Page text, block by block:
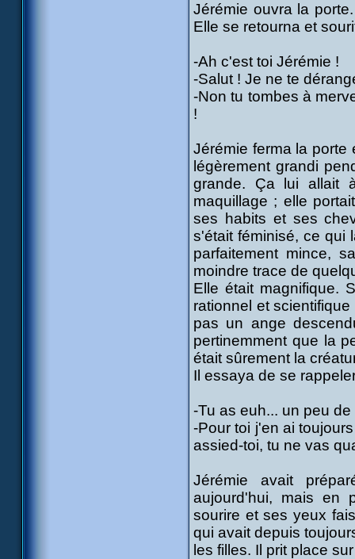
Jérémie ouvra la
Elle se retourna et
-Ah c'est toi Jérémie !
-Salut ! Je ne te
-Non tu tombes à
!
Jérémie ferma la porte
légèrement grandi
grande. Ça lui allait
maquillage ; elle
ses habits et ses
s'était féminisé, ce qui
parfaitement mince,
moindre trace de
Elle était magnifique.
rationnel et
pas un ange
pertinemment que la
était sûrement la
Il essaya de se
-Tu as euh... un peu
-Pour toi j'en ai
assied-toi, tu ne vas
Jérémie avait
aujourd'hui, mais en
sourire et ses yeux
qui avait depuis
les filles. Il prit place